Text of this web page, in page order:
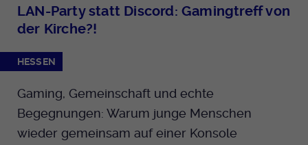
LAN-Party statt Discord: Gamingtreff von
der Kirche?!
HESSEN
Gaming, Gemeinschaft und echte
Begegnungen: Warum junge Menschen
wieder gemeinsam auf einer Konsole